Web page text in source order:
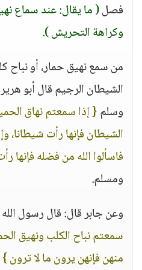
فصل( ما يقال: عند سماع
وكراهة التحريش ).
من سمع نهيق حمار، أو نباح
الشيطان الرجيم قال أبو
وسلم{ إذا سمعتم نهاق
الشيطان فإنها رأت شيطانا،
فاسألوا الله من فضله فإنها
ومسلم.
وعن جابر قال: قال رسول
سمعتم نباح الكلب ونهيق
منهن فإنهن يرون ما لا ترون }